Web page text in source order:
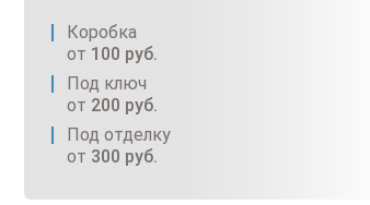
Коробка
от 100 руб.
Под ключ
от 200 руб.
Под отделку
от 300 руб.